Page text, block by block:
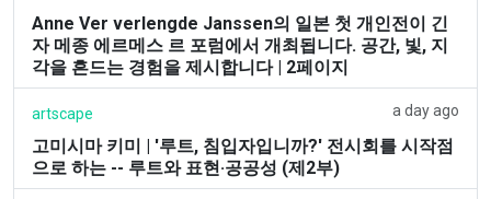
Anne Ver verlengde Janssen의 일본 첫 개인전이 긴
자 메종 에르메스 르 포럼에서 개최됩니다. 공간, 빛, 지
각을 흔드는 경험을 제시합니다 | 2페이지
artscape a day ago
고미시마 키미 | '루트, 침입자입니까?' 전시회를 시작점
으로 하는 -- 루트와 표현·공공성 (제2부)